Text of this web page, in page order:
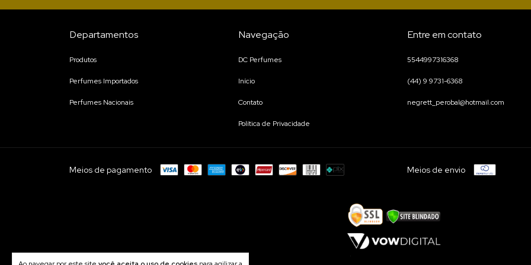
Departamentos
Produtos
Perfumes Importados
Perfumes Nacionais
Navegação
DC Perfumes
Início
Contato
Política de Privacidade
Entre em contato
5544997316368
(44) 9 9731-6368
negrett_perobal@hotmail.com
Meios de pagamento Meios de envio